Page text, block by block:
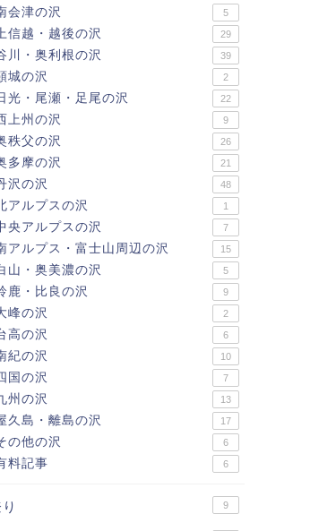
会津の沢 5
信越・越後の沢 29
川・奥利根の沢 39
城の沢 2
光・尾瀬・足尾の沢 22
上州の沢 9
秩父の沢 26
多摩の沢 21
沢の沢 48
アルプスの沢 1
央アルプスの沢 7
アルプス・富士山周辺の沢 15
山・奥美濃の沢 5
鹿・比良の沢 9
峰の沢 2
高の沢 6
紀の沢 10
国の沢 7
州の沢 13
久島・離島の沢 17
の他の沢 6
料記事 6
9